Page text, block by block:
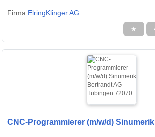
Firma:ElringKlinger AG
★
CNC-Programmierer (m/w/d) Sinumerik